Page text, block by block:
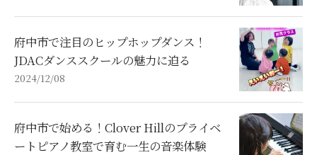
府中市で注目のヒップホップダンス！
JDACダンススクールの魅力に迫る
2024/12/08
府中市で始める！Clover Hillのプライベ
ートピアノ教室で育む一生の音楽体験